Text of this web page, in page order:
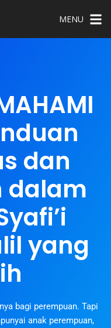
MENU
dan
dalam
yang
bagi perempuan. Tapi
anak perempuan,